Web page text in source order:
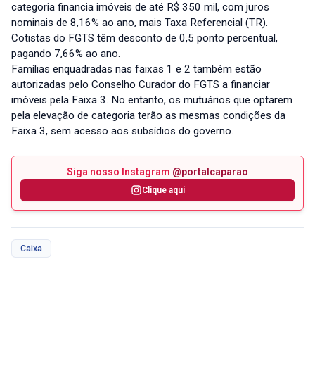
categoria financia imóveis de até R$ 350 mil, com juros
nominais de 8,16% ao ano, mais Taxa Referencial (TR).
Cotistas do FGTS têm desconto de 0,5 ponto percentual,
pagando 7,66% ao ano.
Famílias enquadradas nas faixas 1 e 2 também estão
autorizadas pelo Conselho Curador do FGTS a financiar
imóveis pela Faixa 3. No entanto, os mutuários que optarem
pela elevação de categoria terão as mesmas condições da
Faixa 3, sem acesso aos subsídios do governo.
Siga nosso Instagram @portalcaparao
Clique aqui
Caixa